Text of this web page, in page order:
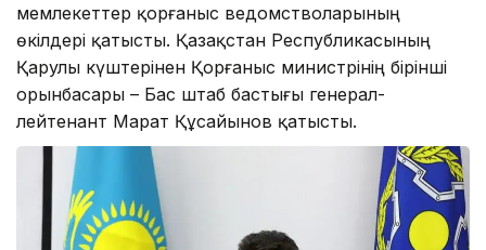
мемлекеттер қорғаныс ведомстволарының
өкілдері қатысты. Қазақстан Республикасының
Қарулы күштерінен Қорғаныс министрінің бірінші
орынбасары – Бас штаб бастығы генерал-
лейтенант Марат Құсайынов қатысты.